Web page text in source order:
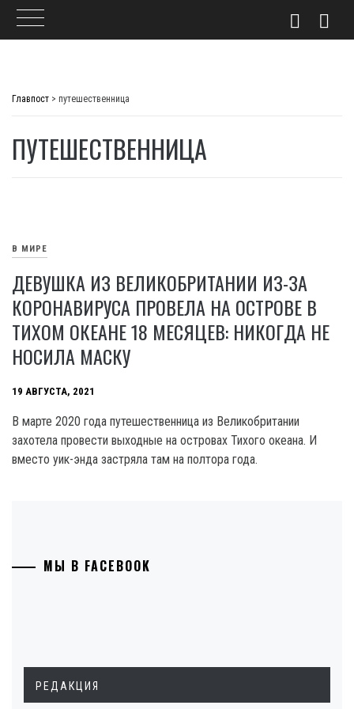
Главпост > путешественница
ПУТЕШЕСТВЕННИЦА
В МИРЕ
ДЕВУШКА ИЗ ВЕЛИКОБРИТАНИИ ИЗ-ЗА
КОРОНАВИРУСА ПРОВЕЛА НА ОСТРОВЕ В
ТИХОМ ОКЕАНЕ 18 МЕСЯЦЕВ: НИКОГДА НЕ
НОСИЛА МАСКУ
19 АВГУСТА, 2021
В марте 2020 года путешественница из Великобритании
захотела провести выходные на островах Тихого океана. И
вместо уик-энда застряла там на полтора года.
МЫ В FACEBOOK
РЕДАКЦИЯ